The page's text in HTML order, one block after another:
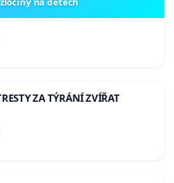
ZA TÝRÁNÍ ZVÍŘAT